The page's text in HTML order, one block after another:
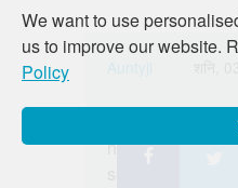
We want to use
us to improve our website.
Policy
Ladki
beta
Vicky beta jo
hain usmein
sambhavana